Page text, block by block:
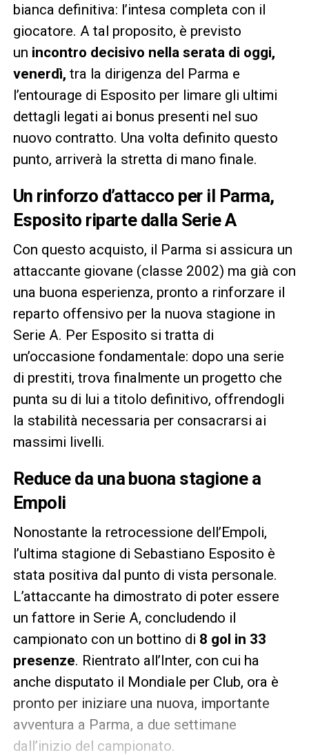
bianca definitiva: l’intesa completa con il
giocatore. A tal proposito, è previsto
un incontro decisivo nella serata di oggi,
venerdì, tra la dirigenza del Parma e
l’entourage di Esposito per limare gli ultimi
dettagli legati ai bonus presenti nel suo
nuovo contratto. Una volta definito questo
punto, arriverà la stretta di mano finale.
Un rinforzo d’attacco per il Parma,
Esposito riparte dalla Serie A
Con questo acquisto, il Parma si assicura un
attaccante giovane (classe 2002) ma già con
una buona esperienza, pronto a rinforzare il
reparto offensivo per la nuova stagione in
Serie A. Per Esposito si tratta di
un’occasione fondamentale: dopo una serie
di prestiti, trova finalmente un progetto che
punta su di lui a titolo definitivo, offrendogli
la stabilità necessaria per consacrarsi ai
massimi livelli.
Reduce da una buona stagione a
Empoli
Nonostante la retrocessione dell’Empoli,
l’ultima stagione di Sebastiano Esposito è
stata positiva dal punto di vista personale.
L’attaccante ha dimostrato di poter essere
un fattore in Serie A, concludendo il
campionato con un bottino di 8 gol in 33
presenze. Rientrato all’Inter, con cui ha
anche disputato il Mondiale per Club, ora è
pronto per iniziare una nuova, importante
avventura a Parma, a due settimane
dall’inizio del campionato.